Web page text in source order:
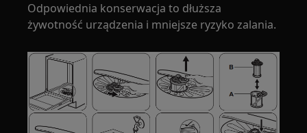
Odpowiednia konserwacja to dłuższa
żywotność urządzenia i mniejsze ryzyko zalania.